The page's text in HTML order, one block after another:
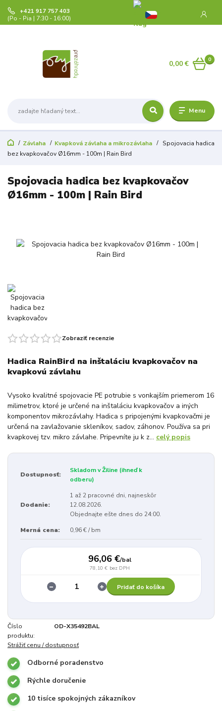
Menu
+421 917 757 403
(Po - Pia | 7:30 - 16:00)
0
0,00 €
Závlaha Kvapková závlaha a mikrozávlaha
Spojovacia hadica
bez kvapkovačov Ø16mm - 100m | Rain Bird
Spojovacia hadica bez kvapkovačov
Ø16mm - 100m | Rain Bird
Zobraziť recenzie
Hadica RainBird na inštaláciu kvapkovačov na
kvapkovú závlahu
Vysoko kvalitné spojovacie PE potrubie s vonkajším priemerom 16
milimetrov, ktoré je určené na inštaláciu kvapkovačov a iných
komponentov mikrozávlahy. Hadica s pripojenými kvapkovačmi je
určená na zavlažovanie skleníkov, sadov, záhonov. Používa sa pri
kvapkovej tzv. mikro závlahe. Pripevníte ju k z... celý popis
Dostupnosť:
Skladom v Žiline (ihneď k
odberu)
Dodanie:
1 až 2 pracovné dni, najneskôr
12.08.2026.
Objednajte ešte dnes do 24:00.
Merná cena: 0,96 € / bm
96,06 €/bal
78,10 € bez DPH
Pridať do košíka
Číslo
produktu:
OD-X35492BAL
Strážiť cenu / dostupnosť
Odborné poradenstvo
Rýchle doručenie
10 tisíce spokojných zákazníkov